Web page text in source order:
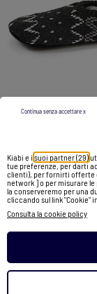
Kiabi e i suoi partner (29)
tue preferenze, per darti
clienti), per fornirti offerte
network ] o per misurare
la conserveremo per una
cliccando sul link "Cookie"
Consulta la cookie policy
Continua senza accettare x
12,99 €